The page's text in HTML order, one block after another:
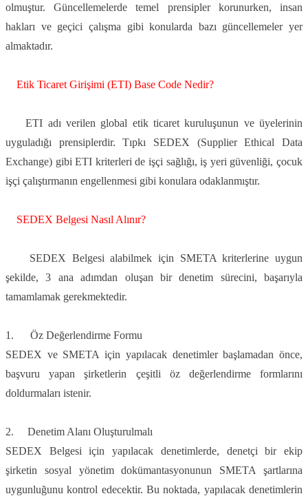
olmuştur. Güncellemelerde temel prensipler korunurken, insan
hakları ve geçici çalışma gibi konularda bazı güncellemeler yer
almaktadır.
Etik Ticaret Girişimi (ETI) Base Code Nedir?
ETI adı verilen global etik ticaret kuruluşunun ve üyelerinin
uyguladığı prensiplerdir. Tıpkı SEDEX (Supplier Ethical Data
Exchange) gibi ETI kriterleri de işçi sağlığı, iş yeri güvenliği, çocuk
işçi çalıştırmanın engellenmesi gibi konulara odaklanmıştır.
SEDEX Belgesi Nasıl Alınır?
SEDEX Belgesi alabilmek için SMETA kriterlerine uygun
şekilde, 3 ana adımdan oluşan bir denetim sürecini, başarıyla
tamamlamak gerekmektedir.
1. Öz Değerlendirme Formu
SEDEX ve SMETA için yapılacak denetimler başlamadan önce,
başvuru yapan şirketlerin çeşitli öz değerlendirme formlarını
doldurmaları istenir.
2. Denetim Alanı Oluşturulmalı
SEDEX Belgesi için yapılacak denetimlerde, denetçi bir ekip
şirketin sosyal yönetim dokümantasyonunun SMETA şartlarına
uygunluğunu kontrol edecektir. Bu noktada, yapılacak denetimlerin